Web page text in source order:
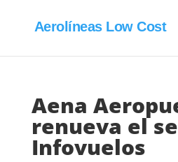
Aerolíneas Low Cost
Aena
renueva el
Infovuelos